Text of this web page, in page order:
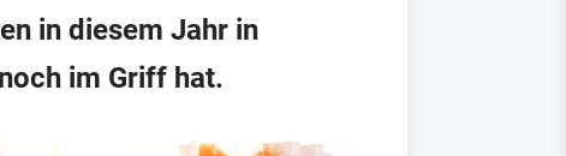
in diesem Jahr in
im Griff hat.